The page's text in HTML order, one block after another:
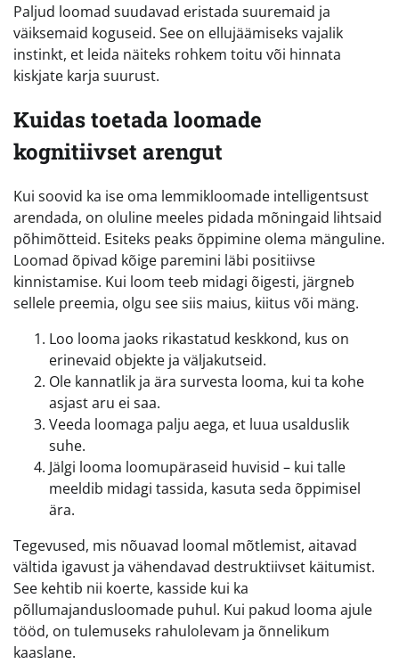
Paljud loomad suudavad eristada suuremaid ja
väiksemaid koguseid. See on ellujäämiseks vajalik
instinkt, et leida näiteks rohkem toitu või hinnata
kiskjate karja suurust.
Kuidas toetada loomade
kognitiivset arengut
Kui soovid ka ise oma lemmikloomade intelligentsust
arendada, on oluline meeles pidada mõningaid lihtsaid
põhimõtteid. Esiteks peaks õppimine olema mänguline.
Loomad õpivad kõige paremini läbi positiivse
kinnistamise. Kui loom teeb midagi õigesti, järgneb
sellele preemia, olgu see siis maius, kiitus või mäng.
Loo looma jaoks rikastatud keskkond, kus on
erinevaid objekte ja väljakutseid.
Ole kannatlik ja ära survesta looma, kui ta kohe
asjast aru ei saa.
Veeda loomaga palju aega, et luua usalduslik
suhe.
Jälgi looma loomupäraseid huvisid – kui talle
meeldib midagi tassida, kasuta seda õppimisel
ära.
Tegevused, mis nõuavad loomal mõtlemist, aitavad
vältida igavust ja vähendavad destruktiivset käitumist.
See kehtib nii koerte, kasside kui ka
põllumajandusloomade puhul. Kui pakud looma ajule
tööd, on tulemuseks rahulolevam ja õnnelikum
kaaslane.